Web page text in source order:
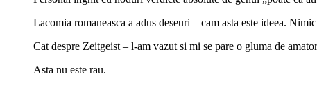
Lacomia romaneasca a adus deseuri – cam asta este ideea.
Cat despre Zeitgeist – l-am vazut si mi se pare o gluma de
Asta nu este rau.